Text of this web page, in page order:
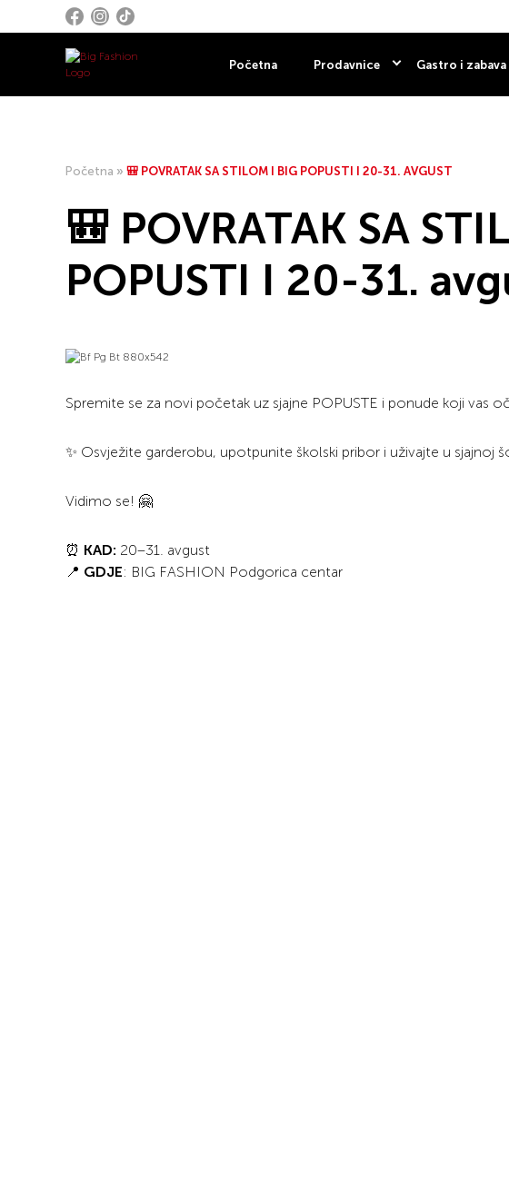
Početna Prodavnice Gastro i zabava
Početna » 🎒 POVRATAK SA STILOM I BIG POPUSTI I 20-31. AVGUST
🎒 POVRATAK SA
POPUSTI I 20-31.
Spremite se za novi početak uz sjajne POPUSTE i ponude koji vas
✨ Osvježite garderobu, upotpunite školski pribor i uživajte u sjajnoj
Vidimo se! 🤗
⏰ KAD: 20–31. avgust
📍 GDJE: BIG FASHION Podgorica centar